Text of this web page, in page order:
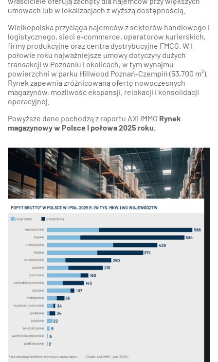
umowach lub w lokalizacjach z wyższą dostępnością.​
Wielkopolska przyciąga najemców z sektorów handlowego i
logistycznego, sieci e-commerce, operatorów kurierskich,
firmy produkcyjne oraz centra dystrybucyjne FMCG. W I
połowie roku najważniejsze umowy dotyczyły dużych
transakcji w Poznaniu i okolicach, w tym wynajmu
powierzchni w parku Hillwood Poznań-Czempiń (53,700 m²).
Rynek zapewnia zróżnicowaną ofertę nowoczesnych
magazynów, możliwość ekspansji, relokacji i konsolidacji
operacyjnej.
Powyższe dane pochodzą z raportu AXI IMMO Rynek
magazynowy w Polsce I połowa 2025 roku.